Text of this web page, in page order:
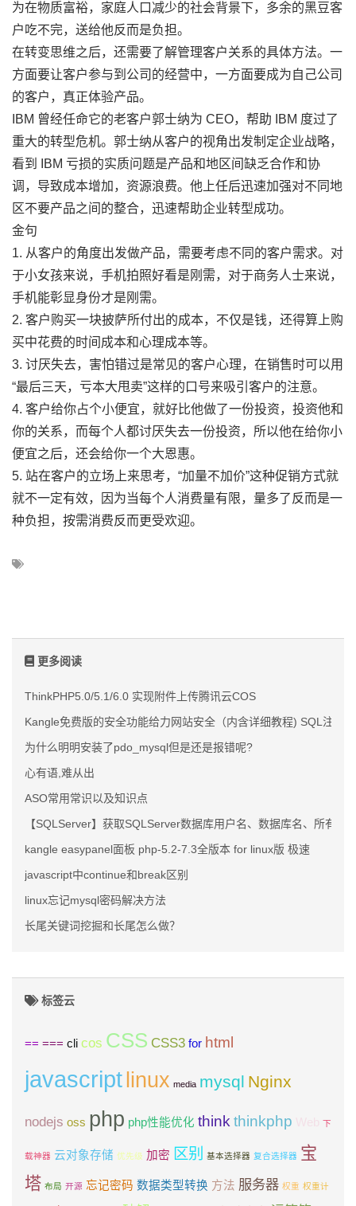
为在物质富裕，家庭人口减少的社会背景下，多余的黑豆客
户吃不完，送给他反而是负担。
在转变思维之后，还需要了解管理客户关系的具体方法。一
方面要让客户参与到公司的经营中，一方面要成为自己公司
的客户，真正体验产品。
IBM 曾经任命它的老客户郭士纳为 CEO，帮助 IBM 度过了
重大的转型危机。郭士纳从客户的视角出发制定企业战略，
看到 IBM 亏损的实质问题是产品和地区间缺乏合作和协
调，导致成本增加，资源浪费。他上任后迅速加强对不同地
区不要产品之间的整合，迅速帮助企业转型成功。
金句
1. 从客户的角度出发做产品，需要考虑不同的客户需求。对
于小女孩来说，手机拍照好看是刚需，对于商务人士来说，
手机能彰显身份才是刚需。
2. 客户购买一块披萨所付出的成本，不仅是钱，还得算上购
买中花费的时间成本和心理成本等。
3. 讨厌失去，害怕错过是常见的客户心理，在销售时可以用
“最后三天，亏本大甩卖”这样的口号来吸引客户的注意。
4. 客户给你占个小便宜，就好比他做了一份投资，投资他和
你的关系，而每个人都讨厌失去一份投资，所以他在给你小
便宜之后，还会给你一个大恩惠。
5. 站在客户的立场上来思考，“加量不加价”这种促销方式就
就不一定有效，因为当每个人消费量有限，量多了反而是一
种负担，按需消费反而更受欢迎。
更多阅读
ThinkPHP5.0/5.1/6.0 实现附件上传腾讯云COS
Kangle免费版的安全功能给力网站安全（内含详细教程) SQL注入
为什么明明安装了pdo_mysql但是还是报错呢?
心有语,难从出
ASO常用常识以及知识点
【SQLServer】获取SQLServer数据库用户名、数据库名、所有表
kangle easypanel面板 php-5.2-7.3全版本 for linux版 极速
javascript中continue和break区别
linux忘记mysql密码解决方法
长尾关键词挖掘和长尾怎么做？
标签云
== === cli cos CSS CSS3 for html
javascript linux media mysql Nginx
nodejs oss php php性能优化 think thinkphp 下
载神器 云对象存储 优先级 加密 区别 基本选择器 复合选择器 宝
塔 布局 开源 忘记密码 数据类型转换 方法 服务器 权重 权重计